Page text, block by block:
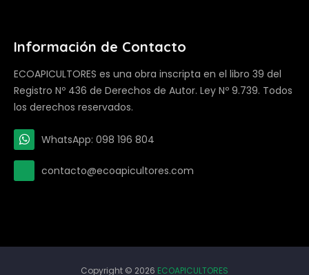
Información de Contacto
ECOAPICULTORES es una obra inscripta en el libro 39 del
Registro Nº 436 de Derechos de Autor. Ley Nº 9.739. Todos
los derechos reservados.
WhatsApp: 098 196 804
contacto@ecoapicultores.com
Copyright © 2026 ECOAPICULTORES